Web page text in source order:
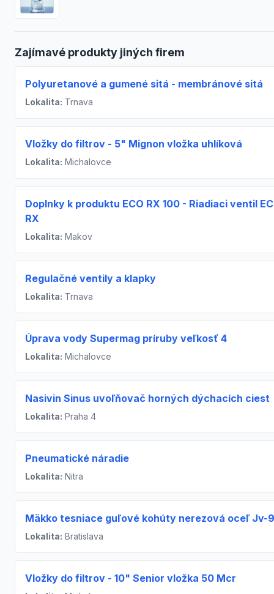
Zajímavé produkty jiných firem
Polyuretanové a gumené sitá - membránové sitá
Lokalita: Trnava
Vložky do filtrov - 5" Mignon vložka uhlíková
Lokalita: Michalovce
Doplnky k produktu ECO RX 100 - Riadiaci ventil
RX
Lokalita: Makov
Regulačné ventily a klapky
Lokalita: Trnava
Úprava vody Supermag príruby veľkosť 4
Lokalita: Michalovce
Nasivin Sinus uvoľňovač horných dýchacích ciest
Lokalita: Praha 4
Pneumatické náradie
Lokalita: Nitra
Mäkko tesniace guľové kohúty nerezová oceľ Jv-
Lokalita: Bratislava
Vložky do filtrov - 10" Senior vložka 50 Mcr